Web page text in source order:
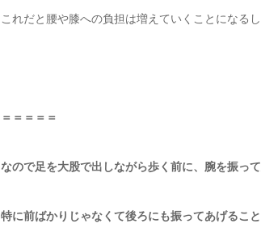
これだと腰や膝への負担は増えていくことになる
＝＝＝＝＝
なので足を大股で出しながら歩く前に、腕を振って
特に前ばかりじゃなくて後ろにも振ってあげること